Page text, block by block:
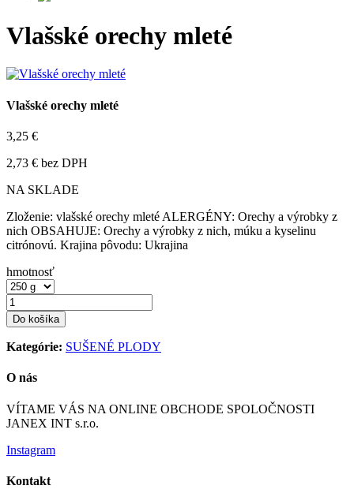
Vlašské orechy mleté
Vlašské orechy mleté
3,25 €
2,73 € bez DPH
NA SKLADE
Zloženie: vlašské orechy mleté ALERGÉNY: Orechy a výrobky z
nich OBSAHUJE: Orechy a výrobky z nich, múku a kyselinu
citrónovú. Krajina pôvodu: Ukrajina
hmotnosť
Do košíka
Kategórie: SUŠENÉ PLODY
O nás
VÍTAME VÁS NA ONLINE OBCHODE SPOLOČNOSTI
JANEX INT s.r.o.
Instagram
Kontakt